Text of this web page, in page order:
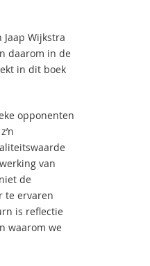
Wijkstra
daarom in de
in dit boek
opponenten
van
de
te ervaren
is reflectie
waarom we